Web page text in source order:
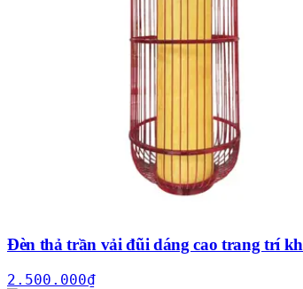
Đèn thả trần vải đũi dáng cao trang trí
2.500.000₫